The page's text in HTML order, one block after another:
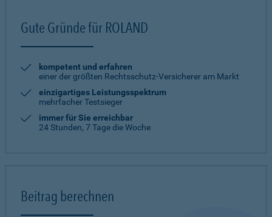
Gute Gründe für ROLAND
kompetent und erfahren
einer der größten Rechtsschutz-Versicherer am Markt
einzigartiges Leistungsspektrum
mehrfacher Testsieger
immer für Sie erreichbar
24 Stunden, 7 Tage die Woche
Beitrag berechnen